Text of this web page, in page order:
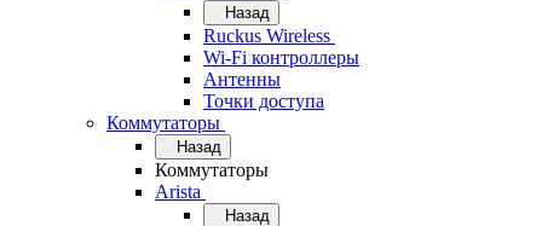
Назад
Ruckus Wireless
Wi-Fi контроллеры
Антенны
Точки доступа
Коммутаторы
Назад
Коммутаторы
Arista
Назад